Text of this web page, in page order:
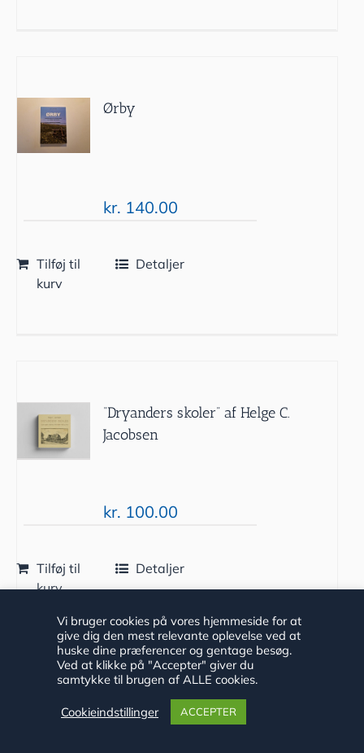
Ørby
kr. 140.00
Tilføj til
kurv
Detaljer
“Dryanders skoler” af Helge C.
Jacobsen
kr. 100.00
Tilføj til
kurv
Detaljer
“Krigen i Haderslev” af Hans Vilhelm
Vi bruger cookies på vores hjemmeside for at
give dig den mest relevante oplevelse ved at
huske dine præferencer og gentage besøg.
Ved at klikke på "Accepter" giver du
samtykke til brugen af ALLE cookies.
Cookieindstillinger ACCEPTER